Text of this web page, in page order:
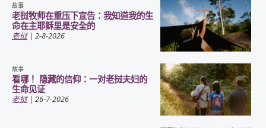
故事
老挝牧师在重压下宣告：我知道我的生
命在主耶稣里是安全的
老挝| 2-8-2026
故事
看哪！ 隐藏的信仰：一对老挝夫妇的
生命见证
老挝| 26-7-2026